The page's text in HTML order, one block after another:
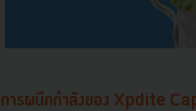
การผนึกกำลังของ Xpdite